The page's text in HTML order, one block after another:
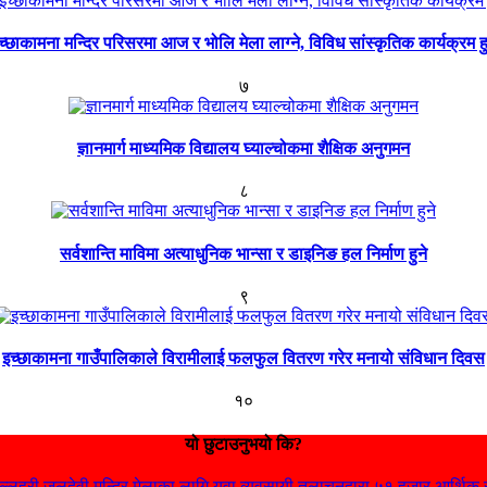
मन्दिर परिसरमा आज र भोलि मेला लाग्ने, विविध सांस्कृतिक कार्यक्रम
७
ज्ञानमार्ग माध्यमिक विद्यालय घ्याल्चोकमा शैक्षिक अनुगमन
८
सर्वशान्ति माविमा अत्याधुनिक भान्सा र डाइनिङ हल निर्माण हुने
९
इच्छाकामना गाउँपालिकाले विरामीलाई फलफुल वितरण गरेर मनायो संविधान दिवस
१०
यो छुटाउनुभयो कि?